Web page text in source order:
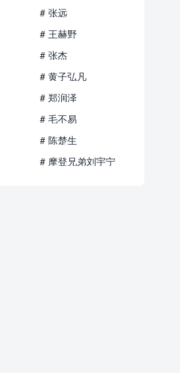
# 张远
# 王赫野
# 张杰
# 黄子弘凡
# 郑润泽
# 毛不易
# 陈楚生
# 摩登兄弟刘宇宁